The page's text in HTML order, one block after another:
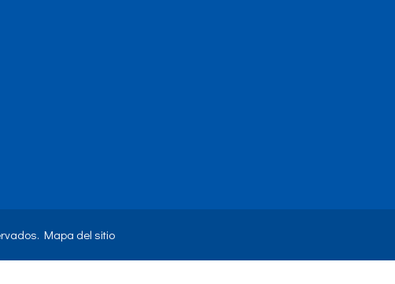
Mapa del sitio